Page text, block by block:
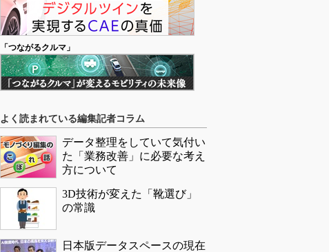
「つながるクルマ」
よく読まれている編集記者コラム
データ整理をしていて気付い
た「業務改善」に必要な考え
方について
3D技術が変えた「靴選び」
の常識
日本版データスペースの現在